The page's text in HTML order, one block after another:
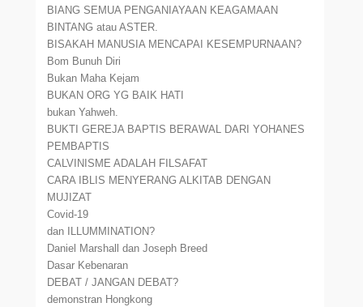
BIANG SEMUA PENGANIAYAAN KEAGAMAAN
BINTANG atau ASTER.
BISAKAH MANUSIA MENCAPAI KESEMPURNAAN?
Bom Bunuh Diri
Bukan Maha Kejam
BUKAN ORG YG BAIK HATI
bukan Yahweh.
BUKTI GEREJA BAPTIS BERAWAL DARI YOHANES
PEMBAPTIS
CALVINISME ADALAH FILSAFAT
CARA IBLIS MENYERANG ALKITAB DENGAN
MUJIZAT
Covid-19
dan ILLUMMINATION?
Daniel Marshall dan Joseph Breed
Dasar Kebenaran
DEBAT / JANGAN DEBAT?
demonstran Hongkong